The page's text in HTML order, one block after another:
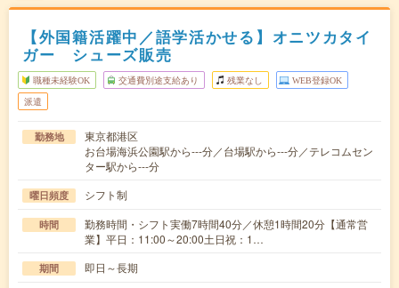
【外国籍活躍中／語学活かせる】オニツカタイ
ガー シューズ販売
職種未経験OK 交通費別途支給あり 残業なし WEB登録OK
派遣
勤務地
東京都港区
お台場海浜公園駅から---分／台場駅から---分／テレコムセン
ター駅から---分
曜日頻度 シフト制
時間
勤務時間・シフト実働7時間40分／休憩1時間20分【通常営
業】平日：11:00～20:00土日祝：1…
期間 即日～長期